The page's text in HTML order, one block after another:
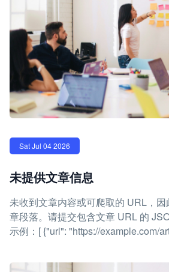
Sat Jul 04 2026
未提供文章信息
未收到文章内容或可爬取的 URL，
章段落。请提交包含文章 URL 的
示例：[ {"url": "https://example.com/